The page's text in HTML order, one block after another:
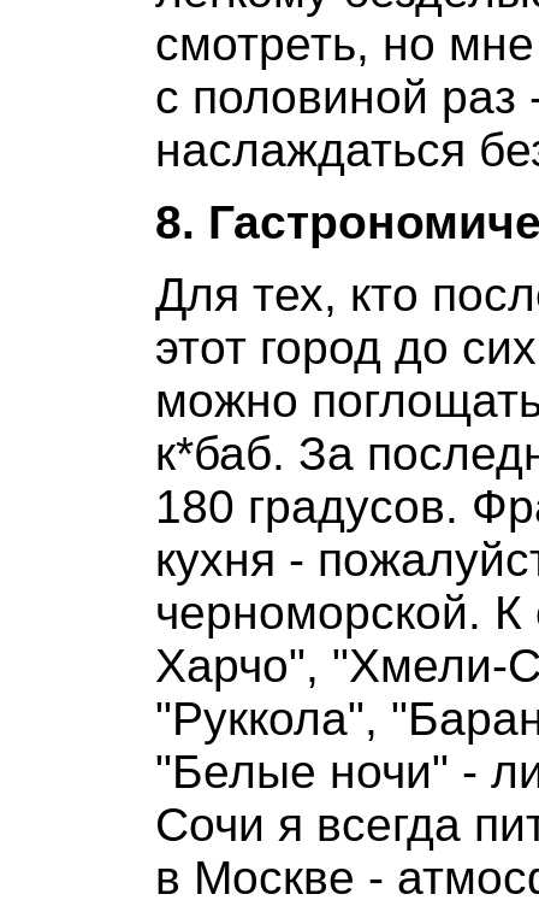
смотреть, но
с половиной раз
наслаждаться
8.
Для тех, кто
этот город до
можно
к*баб. За
180 градусов.
кухня -
черноморской.
Харчо", "Хмели-
"Руккола",
"Белые ночи" -
Сочи я всегда
в Москве -